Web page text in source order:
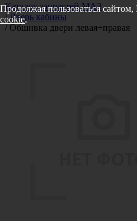
Каталог запчастей МАЗ
/ Дверь кабины
/ Обшивка двери левая+правая
Продолжая пользоваться сайтом,
cookie.